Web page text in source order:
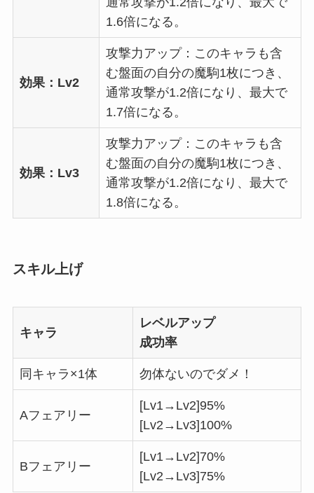
1.6倍になる。
効果：Lv2
攻撃力アップ：このキャラも含
む盤面の自分の魔駒1枚につき、
通常攻撃が1.2倍になり、最大で
1.7倍になる。
効果：Lv3
攻撃力アップ：このキャラも含
む盤面の自分の魔駒1枚につき、
通常攻撃が1.2倍になり、最大で
1.8倍になる。
スキル上げ
キャラ
レベルアップ
成功率
同キャラ×1体 勿体ないのでダメ！
Aフェアリー
[Lv1→Lv2]95%
[Lv2→Lv3]100%
Bフェアリー
[Lv1→Lv2]70%
[Lv2→Lv3]75%